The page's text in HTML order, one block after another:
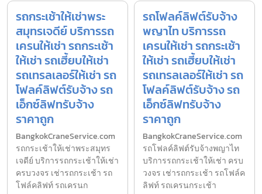
รถกระเช้าให้เช่าพระ
สมุทรเจดีย์ บริการรถ
เครนให้เช่า รถกระเช้า
ให้เช่า รถเฮี้ยบให้เช่า
รถเทรลเลอร์ให้เช่า รถ
โฟลค์ลิฟต์รับจ้าง รถ
เอ็กซ์ลิฟทรับจ้าง
ราคาถูก
BangkokCraneService.com
รถกระเช้าให้เช่าพระสมุทร
เจดีย์ บริการรถกระเช้าให้เช่า
ครบวงจร เช่ารถกระเช้า รถ
โฟล์คลิฟท์ รถเครนก
รถโฟลค์ลิฟต์รับจ้าง
พญาไท บริการรถ
เครนให้เช่า รถกระเช้า
ให้เช่า รถเฮี้ยบให้เช่า
รถเทรลเลอร์ให้เช่า รถ
โฟลค์ลิฟต์รับจ้าง รถ
เอ็กซ์ลิฟทรับจ้าง
ราคาถูก
BangkokCraneService.com
รถโฟลค์ลิฟต์รับจ้างพญาไท
บริการรถกระเช้าให้เช่า ครบ
วงจร เช่ารถกระเช้า รถโฟล์ค
ลิฟท์ รถเครนกระเช้า